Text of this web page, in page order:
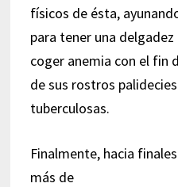
físicos de ésta,
para tener una
coger anemia con el fin
de sus rostros
tuberculosas.
Finalmente, hacia
más de